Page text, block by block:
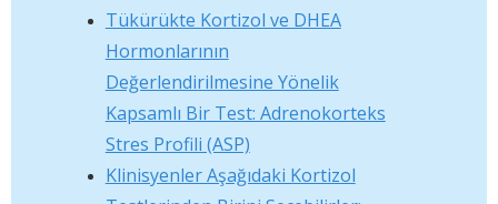
Tükürükte Kortizol ve DHEA
Hormonlarının
Değerlendirilmesine Yönelik
Kapsamlı Bir Test: Adrenokorteks
Stres Profili (ASP)
Klinisyenler Aşağıdaki Kortizol